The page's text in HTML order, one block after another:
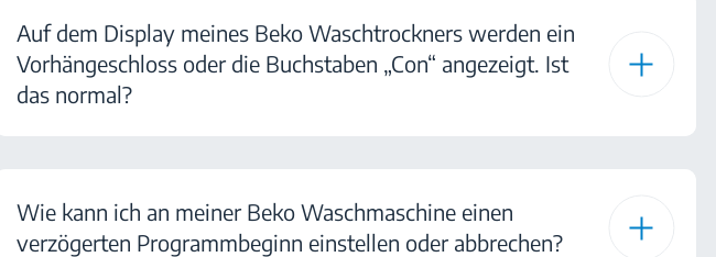
Auf dem Display meines Beko Waschtrockners werden ein
Vorhängeschloss oder die Buchstaben „Con“ angezeigt. Ist
das normal?
Wie kann ich an meiner Beko Waschmaschine einen
verzögerten Programmbeginn einstellen oder abbrechen?